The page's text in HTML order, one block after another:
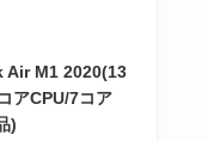
Air M1 2020(13
アCPU/7コア
)